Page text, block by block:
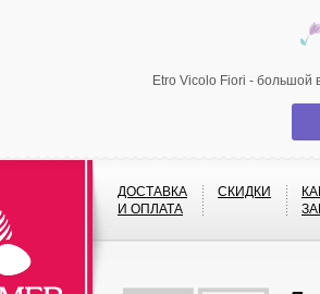
Etro Vicolo Fiori - большой
ДОСТАВКА
И ОПЛАТА
СКИДКИ